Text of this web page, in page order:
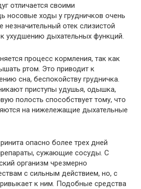
отличается своими
носовые ходы у грудничков очень
незначительный отек слизистой
ухудшению дыхательных функций.
процесс кормления, так как
ртом. Это приводит к
сна, беспокойству грудничка.
приступы удушья, одышка,
полость способствует тому, что
на нижележащие дыхательные
опасно более трех дней
сужающие сосуды. С
организм чрезмерно
с сильным действием, но, с
к ним. Подобные средства